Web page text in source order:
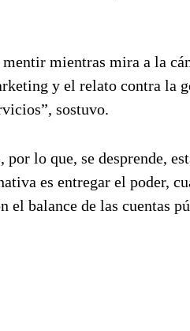
mientras mira a la
y el relato contra la
sostuvo.
lo que, se desprende,
es entregar el poder,
el balance de las cuentas